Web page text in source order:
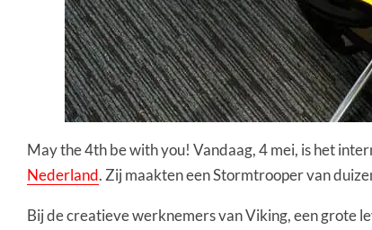
May the 4th be with you! Vandaag, 4 mei, is het
Nederland. Zij maakten een Stormtrooper van
Bij de creatieve werknemers van Viking, een grote